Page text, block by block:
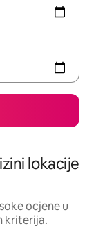
lokacije
ocjene u
kriterija.